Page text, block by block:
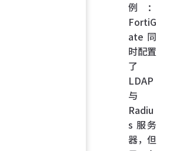
例：
FortiG
ate 同
时配置
了
LDAP
与
Radiu
s 服务
器，但